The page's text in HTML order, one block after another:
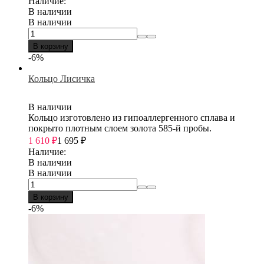
В наличии
В наличии
В корзину
-6%
Кольцо Лисичка
В наличии
Кольцо изготовлено из гипоаллергенного сплава и
покрыто плотным слоем золота 585-й пробы.
1 610 ₽1 695 ₽
Наличие:
В наличии
В наличии
В корзину
-6%